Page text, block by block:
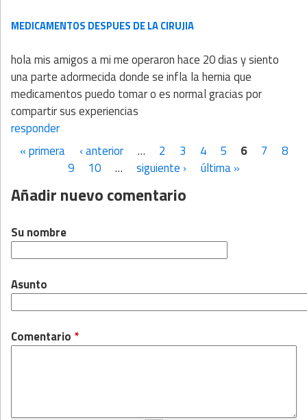
MEDICAMENTOS DESPUES DE LA CIRUJIA
hola mis amigos a mi me operaron hace 20 dias y siento
una parte adormecida donde se infla la hernia que
medicamentos puedo tomar o es normal gracias por
compartir sus experiencias
responder
Páginas
« primera ‹ anterior … 2 3 4 5 6 7
8
9
10 … siguiente › última »
Añadir nuevo comentario
Su nombre
Asunto
Comentario *